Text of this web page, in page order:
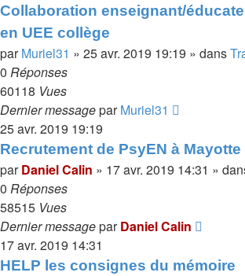
Collaboration enseignant/
en UEE collège
parMuriel31 » 25 avr. 2019 19:19 » dans
0 Réponses
60118 Vues
Dernier messageparMuriel31
25 avr. 2019 19:19
Recrutement de PsyEN à Mayotte
parDaniel Calin » 17 avr. 2019 14:31 »
0 Réponses
58515 Vues
Dernier messageparDaniel Calin
17 avr. 2019 14:31
HELP les consignes du mémoire